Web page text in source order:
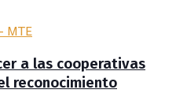
a las cooperativas
reconocimiento